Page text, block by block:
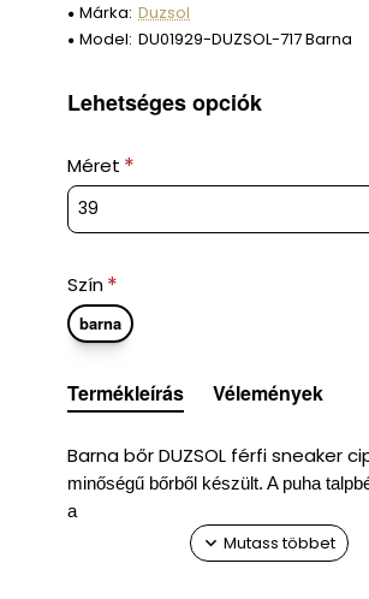
Márka: Duzsol
Model: DU01929-DUZSOL-717 Barna
Lehetséges opciók
Méret
Szín
barna
Termékleírás Vélemények
Barna bőr DUZSOL férfi sneaker
minőségű bőrből készült. A puha
a